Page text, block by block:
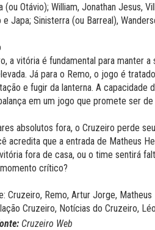
(ou Otávio); William, Jonathan Jesus,
e Japa; Sinisterra (ou Barreal),
a vitória é fundamental para manter
Já para o Remo, o jogo é
e fugir da lanterna. A capacidade
em um jogo que promete ser
absolutos fora, o Cruzeiro perde
acredita que a entrada de Matheus
fora de casa, ou o time sentirá
crítico?
Cruzeiro, Remo, Artur Jorge,
Cruzeiro, Notícias do Cruzeiro,
Cruzeiro Web